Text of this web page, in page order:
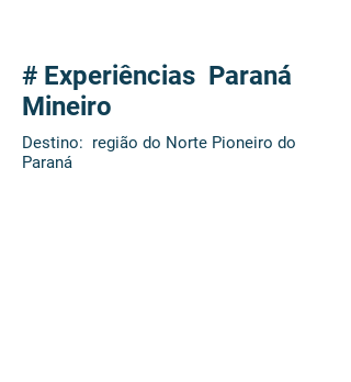
# Experiências Paraná
Mineiro
Destino: região do Norte Pioneiro do
Paraná